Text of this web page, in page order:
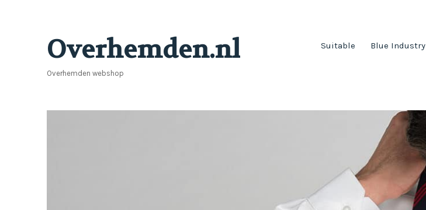
Overhemden.nl
Overhemden webshop
Suitable Blue Industry